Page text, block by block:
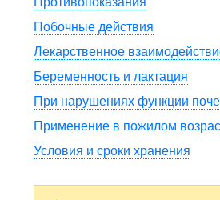
Побочные действия
Лекарственное
Беременность и лактация
При нарушениях функции
Применение в пожилом
Условия и сроки хранения